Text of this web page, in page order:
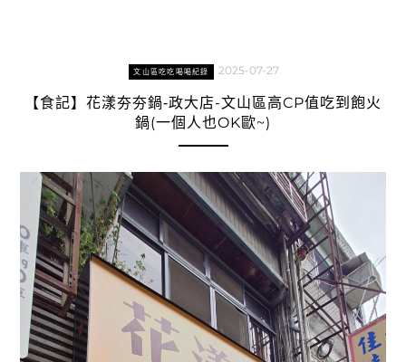
文山區吃吃喝喝紀錄 2025-07-27
【食記】花漾夯夯鍋‑政大店-文山區高CP值吃到飽火
鍋(一個人也OK歐~)